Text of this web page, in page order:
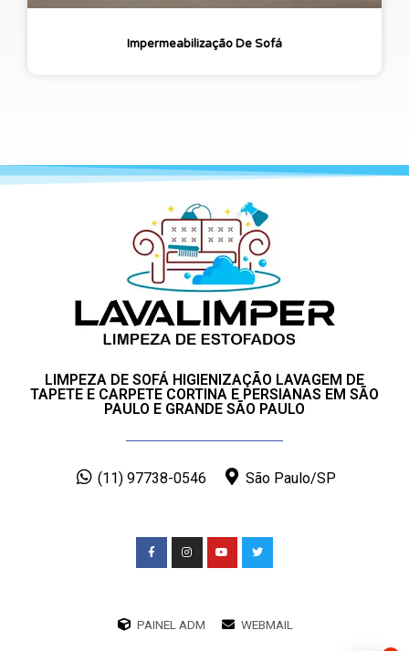
Impermeabilização De Sofá
LIMPEZA DE SOFÁ HIGIENIZAÇÃO LAVAGEM DE
TAPETE E CARPETE CORTINA E PERSIANAS EM SÃO
PAULO E GRANDE SÃO PAULO
(11) 97738-0546 São Paulo/SP
PAINEL ADM WEBMAIL